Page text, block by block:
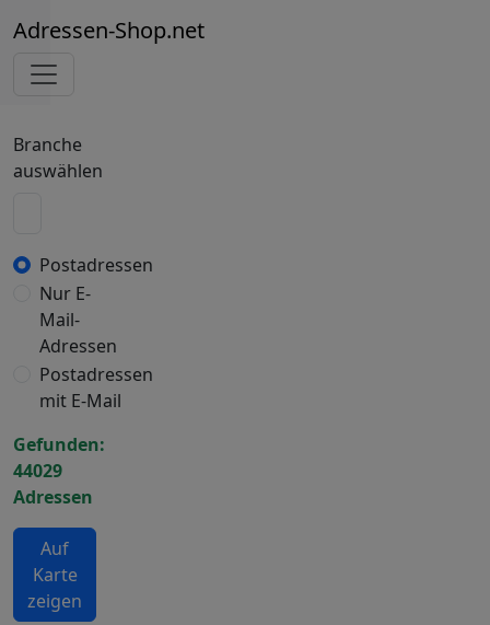
Adressen-Shop.net
Branche
auswählen
Postadressen
Nur E-
Mail-
Adressen
Postadressen
mit E-Mail
Gefunden:
44029
Adressen
Auf
Karte
zeigen